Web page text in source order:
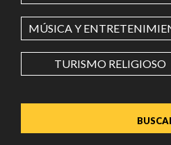
LONGITUD
Value in decimal degrees. Use
MÚSICA Y
TURISMO RELIGIOSO